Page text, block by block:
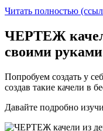
Читать полностью
ЧЕРТЕЖ
своими
Попробуем создать у
создав такие качели в
Давайте подробно